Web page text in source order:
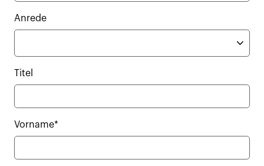
Anrede
Titel
Vorname*